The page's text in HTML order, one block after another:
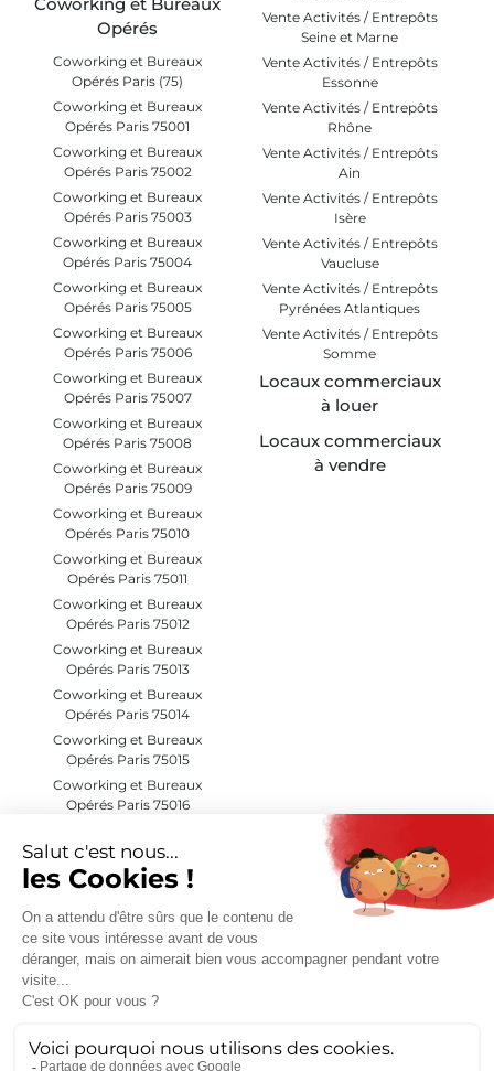
Opérés
Coworking et Bureaux
Opérés Paris (75)
Coworking et Bureaux
Opérés Paris 75001
Coworking et Bureaux
Opérés Paris 75002
Coworking et Bureaux
Opérés Paris 75003
Coworking et Bureaux
Opérés Paris 75004
Coworking et Bureaux
Opérés Paris 75005
Coworking et Bureaux
Opérés Paris 75006
Coworking et Bureaux
Opérés Paris 75007
Coworking et Bureaux
Opérés Paris 75008
Coworking et Bureaux
Opérés Paris 75009
Coworking et Bureaux
Opérés Paris 75010
Coworking et Bureaux
Opérés Paris 75011
Coworking et Bureaux
Opérés Paris 75012
Coworking et Bureaux
Opérés Paris 75013
Coworking et Bureaux
Opérés Paris 75014
Coworking et Bureaux
Opérés Paris 75015
Coworking et Bureaux
Opérés Paris 75016
Opérés Paris 75017
Coworking et Bureaux
Coworking et Bureaux
Opérés Paris 75019
Coworking et Bureaux
Opérés Paris 75020
Coworking et Bureaux
Vente Activités / Entrepôts
Seine et Marne
Vente Activités / Entrepôts
Essonne
Vente Activités / Entrepôts
Rhône
Vente Activités / Entrepôts
Ain
Vente Activités / Entrepôts
Isère
Vente Activités / Entrepôts
Vaucluse
Vente Activités / Entrepôts
Pyrénées Atlantiques
Vente Activités / Entrepôts
Somme
Locaux commerciaux
à louer
Locaux commerciaux
à vendre